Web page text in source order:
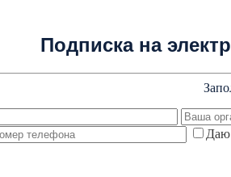
Подписка на
Даю